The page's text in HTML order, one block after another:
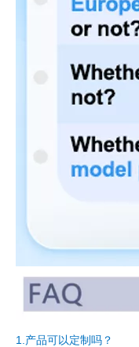
1.产品可以定制吗？